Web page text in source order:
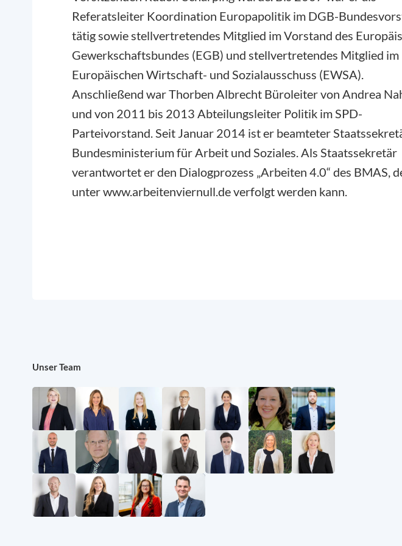
Referatsleiter Koordination Europapolitik im DGB-
tätig sowie stellvertretendes Mitglied im Vorstand des
Gewerkschaftsbundes (EGB) und stellvertretendes Mitglied im
Europäischen Wirtschaft- und Sozialausschuss (EWSA).
Anschließend war Thorben Albrecht Büroleiter von Andrea
und von 2011 bis 2013 Abteilungsleiter Politik im SPD-
Parteivorstand. Seit Januar 2014 ist er beamteter
Bundesministerium für Arbeit und Soziales. Als Staatssekretär
verantwortet er den Dialogprozess „Arbeiten 4.0“ des BMAS,
unter www.arbeitenviernull.de verfolgt werden kann.
Unser Team